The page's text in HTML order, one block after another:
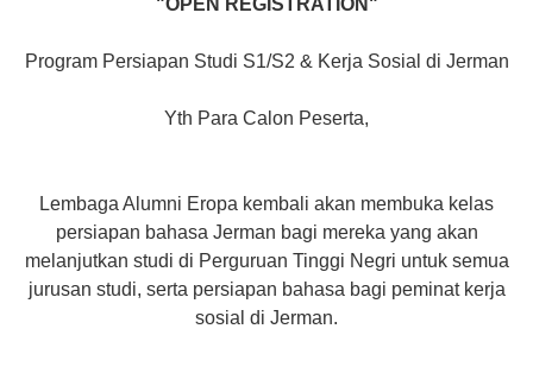
"OPEN REGISTRATION"
Program Persiapan Studi S1/S2 & Kerja Sosial di Jerman
Yth Para Calon Peserta,
Lembaga Alumni Eropa kembali akan membuka kelas
persiapan bahasa Jerman bagi mereka yang akan
melanjutkan studi di Perguruan Tinggi Negri untuk semua
jurusan studi, serta persiapan bahasa bagi peminat kerja
sosial di Jerman.